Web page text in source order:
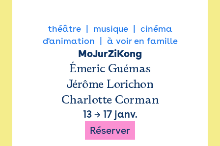
théâtre musique
cinéma
d'animation
à voir en famille
MoJurZiKong
Émeric Guémas
Jérôme Lorichon
Charlotte Corman
13→ 17 janv.
Réserver